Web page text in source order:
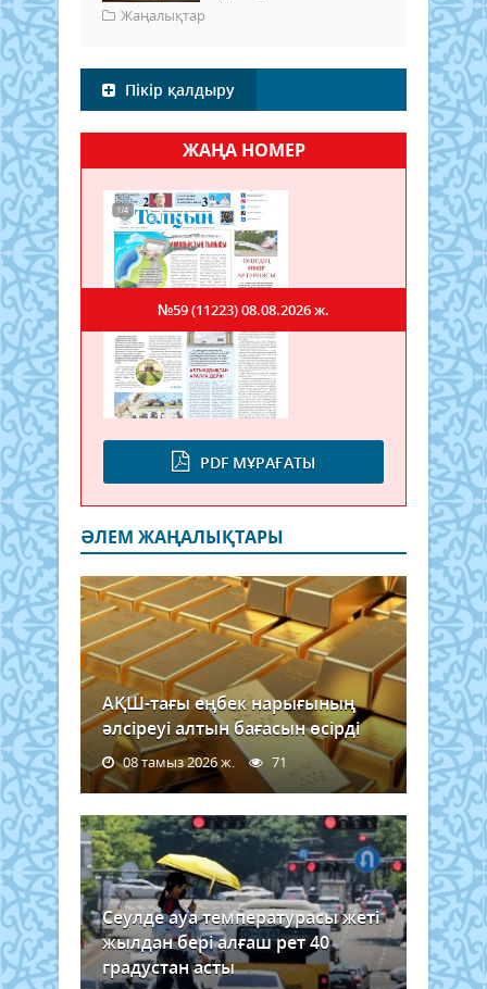
Жаңалықтар
Пікір қалдыру
ЖАҢА НОМЕР
PDF МҰРАҒАТЫ
№59 (11223)08.08.2026 ж.
ӘЛЕМ ЖАҢАЛЫҚТАРЫ
АҚШ-тағы еңбек нарығының
әлсіреуі алтын бағасын өсірді
08 тамыз 2026 ж. 71
Сеулде ауа температурасы жеті
жылдан бері алғаш рет 40
градустан асты